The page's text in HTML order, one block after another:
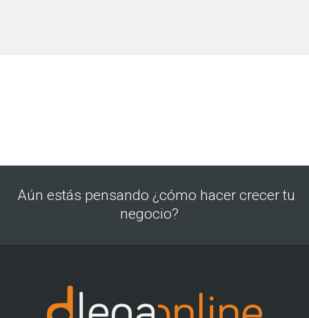
Aún estás pensando ¿cómo hacer crecer tu
negocio?